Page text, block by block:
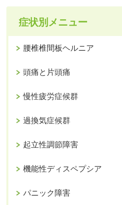
症状別メニュー
腰椎椎間板ヘルニア
頭痛と片頭痛
慢性疲労症候群
過換気症候群
起立性調節障害
機能性ディスペプシア
パニック障害